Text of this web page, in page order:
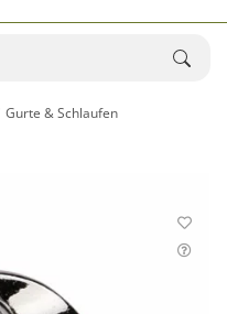
Gurte & Schlaufen